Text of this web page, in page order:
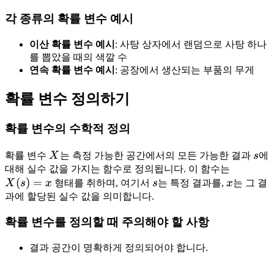
각 종류의 확률 변수 예시
이산 확률 변수 예시 : 사탕 상자에서 랜덤으로 사탕 하나
를 뽑았을 때의 색깔 수
연속 확률 변수 예시 : 공장에서 생산되는 부품의 무게
확률 변수 정의하기
확률 변수의 수학적 정의
확률 변수 X 는 측정 가능한 공간에서의 모든 가능한 결과 s에
대해 실수 값을 가지는 함수로 정의됩니다. 이 함수는
X (s) = x 형태를 취하며, 여기서 s는 특정 결과를,x는 그 결
과에 할당된 실수 값을 의미합니다.
확률 변수를 정의할 때 주의해야 할 사항
결과 공간이 명확하게 정의되어야 합니다.